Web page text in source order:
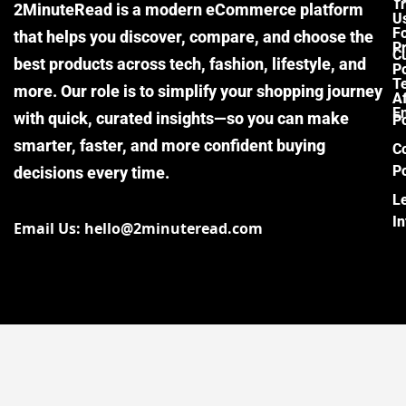
2MinuteRead is a modern eCommerce platform
that helps you discover, compare, and choose the
best products across tech, fashion, lifestyle, and
more. Our role is to simplify your shopping journey
with quick, curated insights—so you can make
smarter, faster, and more confident buying
decisions every time.
Email Us: hello@2minuteread.com